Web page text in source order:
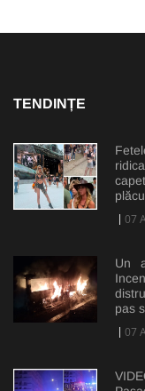
TENDINȚE
07
Un
pas
07